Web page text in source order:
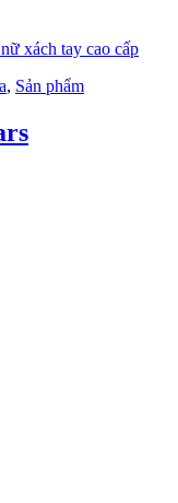
xách tay cao cấp
, Sản phẩm